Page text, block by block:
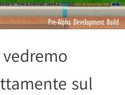
sul